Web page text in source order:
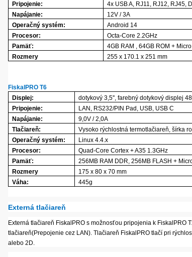
Pripojenie:
4x USB A, RJ11, RJ12, RJ45,
Napájanie:
12V / 3A
Operačný systém:
Android 14
Procesor:
Octa-Core 2.2GHz
Pamäť:
4GB RAM , 64GB ROM +
Rozmery
255 x 170.1 x 251 mm
FiskalPRO T6
Displej:
dotykový 3,5'', farebný dotykový displej
Pripojenie:
LAN, RS232/PIN Pad, USB, USB C
Napájanie:
9,0V / 2,0A
Tlačiareň:
Vysoko rýchlostná termotlačiareň, šírka
Operačný systém:
Linux 4.4.x
Procesor:
Quad-Core Cortex + A35 1.3GHz
Pamäť:
256MB RAM DDR, 256MB FLASH +
Rozmery
175 x 80 x 70 mm
Váha:
445g
Externá tlačiareň
Externá tlačiareň FiskalPRO s možnosťou pripojenia k
tlačiareň(Prepojenie cez LAN). Tlačiareň FiskalPRO tlačí pri
alebo 2D.